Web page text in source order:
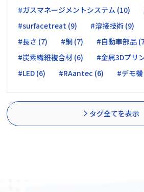
#ガスマネージメントシステム (10)
#surfacetreat (9)
#溶接技術 (9)
#長さ (7)
#銅 (7) #自動車部品
#炭素繊維複合材 (6)
#金属3Dプリ
#LED (6)
#RAantec (6) #デモ
タグ全てを表示